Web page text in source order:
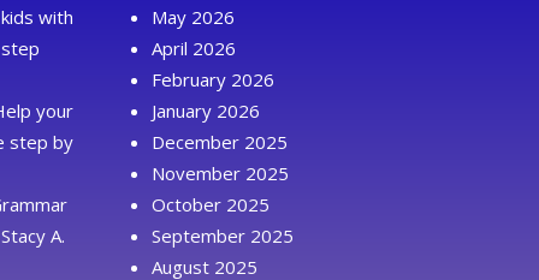
with
your
step by
A.
May 2026
April 2026
February 2026
January 2026
December 2025
November 2025
October 2025
September 2025
August 2025